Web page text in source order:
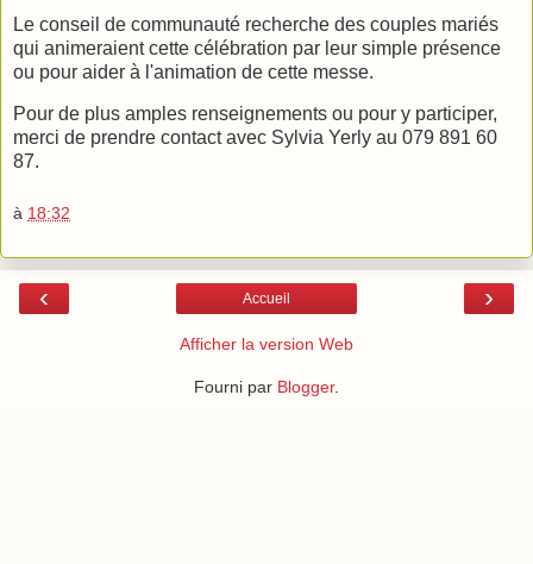
Le conseil de communauté recherche des couples mariés
qui animeraient cette célébration par leur simple présence
ou pour aider à l'animation de cette messe.
Pour de plus amples renseignements ou pour y participer,
merci de prendre contact avec Sylvia Yerly au 079 891 60
87.
à 18:32
‹ ›
Accueil
Afficher la version Web
Fourni par Blogger.